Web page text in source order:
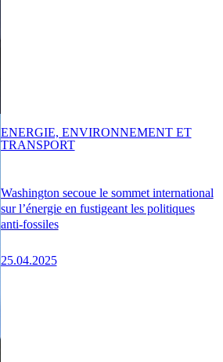
Washington secoue le sommet international
sur l’énergie en fustigeant les politiques
anti-fossiles
25.04.2025
ENERGIE, ENVIRONNEMENT ET
TRANSPORT